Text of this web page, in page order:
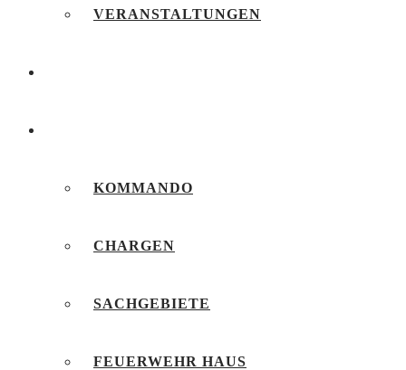
VERANSTALTUNGEN
KOMMANDO
CHARGEN
SACHGEBIETE
FEUERWEHR HAUS